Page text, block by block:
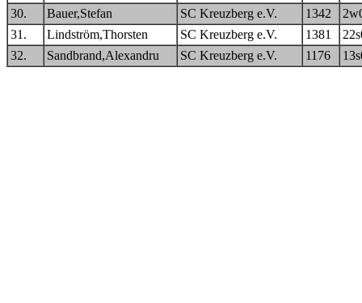
30.
Bauer,Stefan SC Kreuzberg e.V. 1342
31.
Lindström,Thorsten SC Kreuzberg e.V. 1381
32.
Sandbrand,Alexandru SC Kreuzberg e.V. 1176